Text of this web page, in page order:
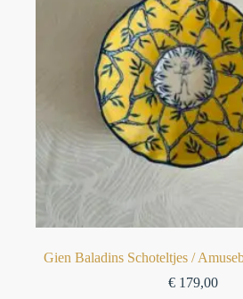
Gien Baladins Schoteltjes /
€ 179,00